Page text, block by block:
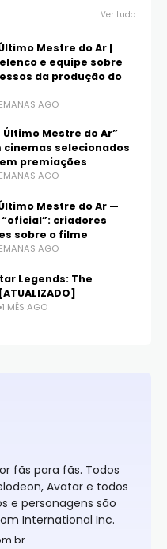
Ver tudo
Mestre do Ar |
e equipe sobre
da produção do
AGO
Último Mestre do Ar”
cinemas selecionados
premiações
AGO
Mestre do Ar —
criadores
sobre o filme
AGO
Legends: The
1 MÊS AGO
fãs para fãs. Todos
Avatar e todos
e personagens são
International Inc.